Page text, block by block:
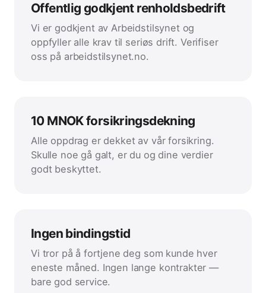
Offentlig godkjent renholdsbedrift
Vi er godkjent av Arbeidstilsynet og
oppfyller alle krav til seriøs drift. Verifiser
oss på arbeidstilsynet.no.
10 MNOK forsikringsdekning
Alle oppdrag er dekket av vår forsikring.
Skulle noe gå galt, er du og dine verdier
godt beskyttet.
Ingen bindingstid
Vi tror på å fortjene deg som kunde hver
eneste måned. Ingen lange kontrakter —
bare god service.